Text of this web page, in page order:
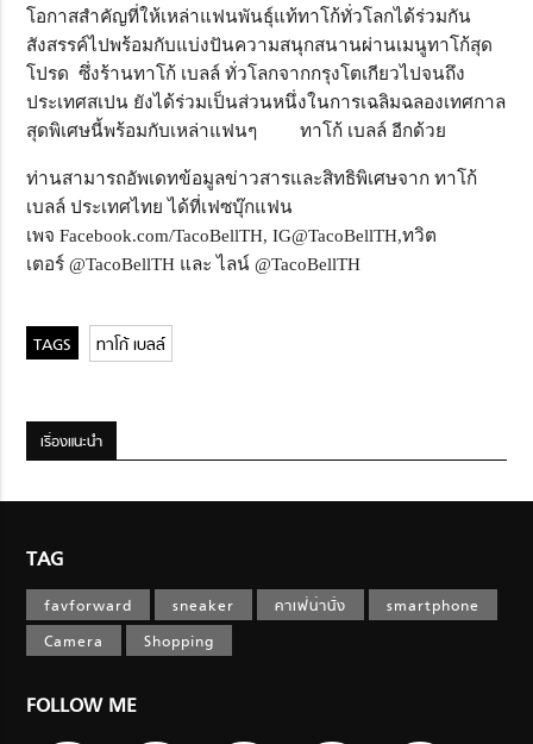
โอกาสสำคัญที่ให้เหล่าแฟนพันธุ์แท้ทาโก้ทั่วโลกได้ร่วมกัน
สังสรรค์ไปพร้อมกับแบ่งปันความสนุกสนานผ่านเมนูทาโก้สุด
โปรด ซึ่งร้านทาโก้ เบลล์ ทั่วโลกจากกรุงโตเกียวไปจนถึง
ประเทศสเปน ยังได้ร่วมเป็นส่วนหนึ่งในการเฉลิมฉลองเทศกาล
สุดพิเศษนี้พร้อมกับเหล่าแฟนๆ ทาโก้ เบลล์ อีกด้วย
ท่านสามารถอัพเดทข้อมูลข่าวสารและสิทธิพิเศษจาก ทาโก้
เบลล์ ประเทศไทย ได้ที่เฟซบุ๊กแฟน
เพจ Facebook.com/TacoBellTH, IG@TacoBellTH,ทวิต
เตอร์ @TacoBellTH และ ไลน์ @TacoBellTH
ทาโก้ เบลล์
เรื่องแนะนำ
TAG
favforward sneaker คาเฟ่น่านั่ง
smartphone
Camera
Shopping
FOLLOW ME